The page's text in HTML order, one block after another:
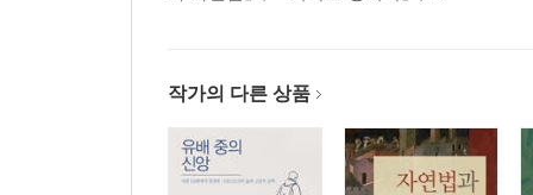
작가의 다른 상품